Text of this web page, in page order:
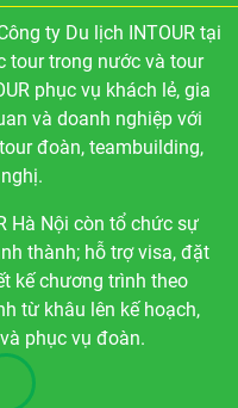
ty Du lịch INTOUR tại
tour trong nước và tour
phục vụ khách lẻ, gia
và doanh nghiệp với
đoàn, teambuilding,
Hà Nội còn tổ chức sự
thành; hỗ trợ visa, đặt
kế chương trình theo
từ khâu lên kế hoạch,
phục vụ đoàn.